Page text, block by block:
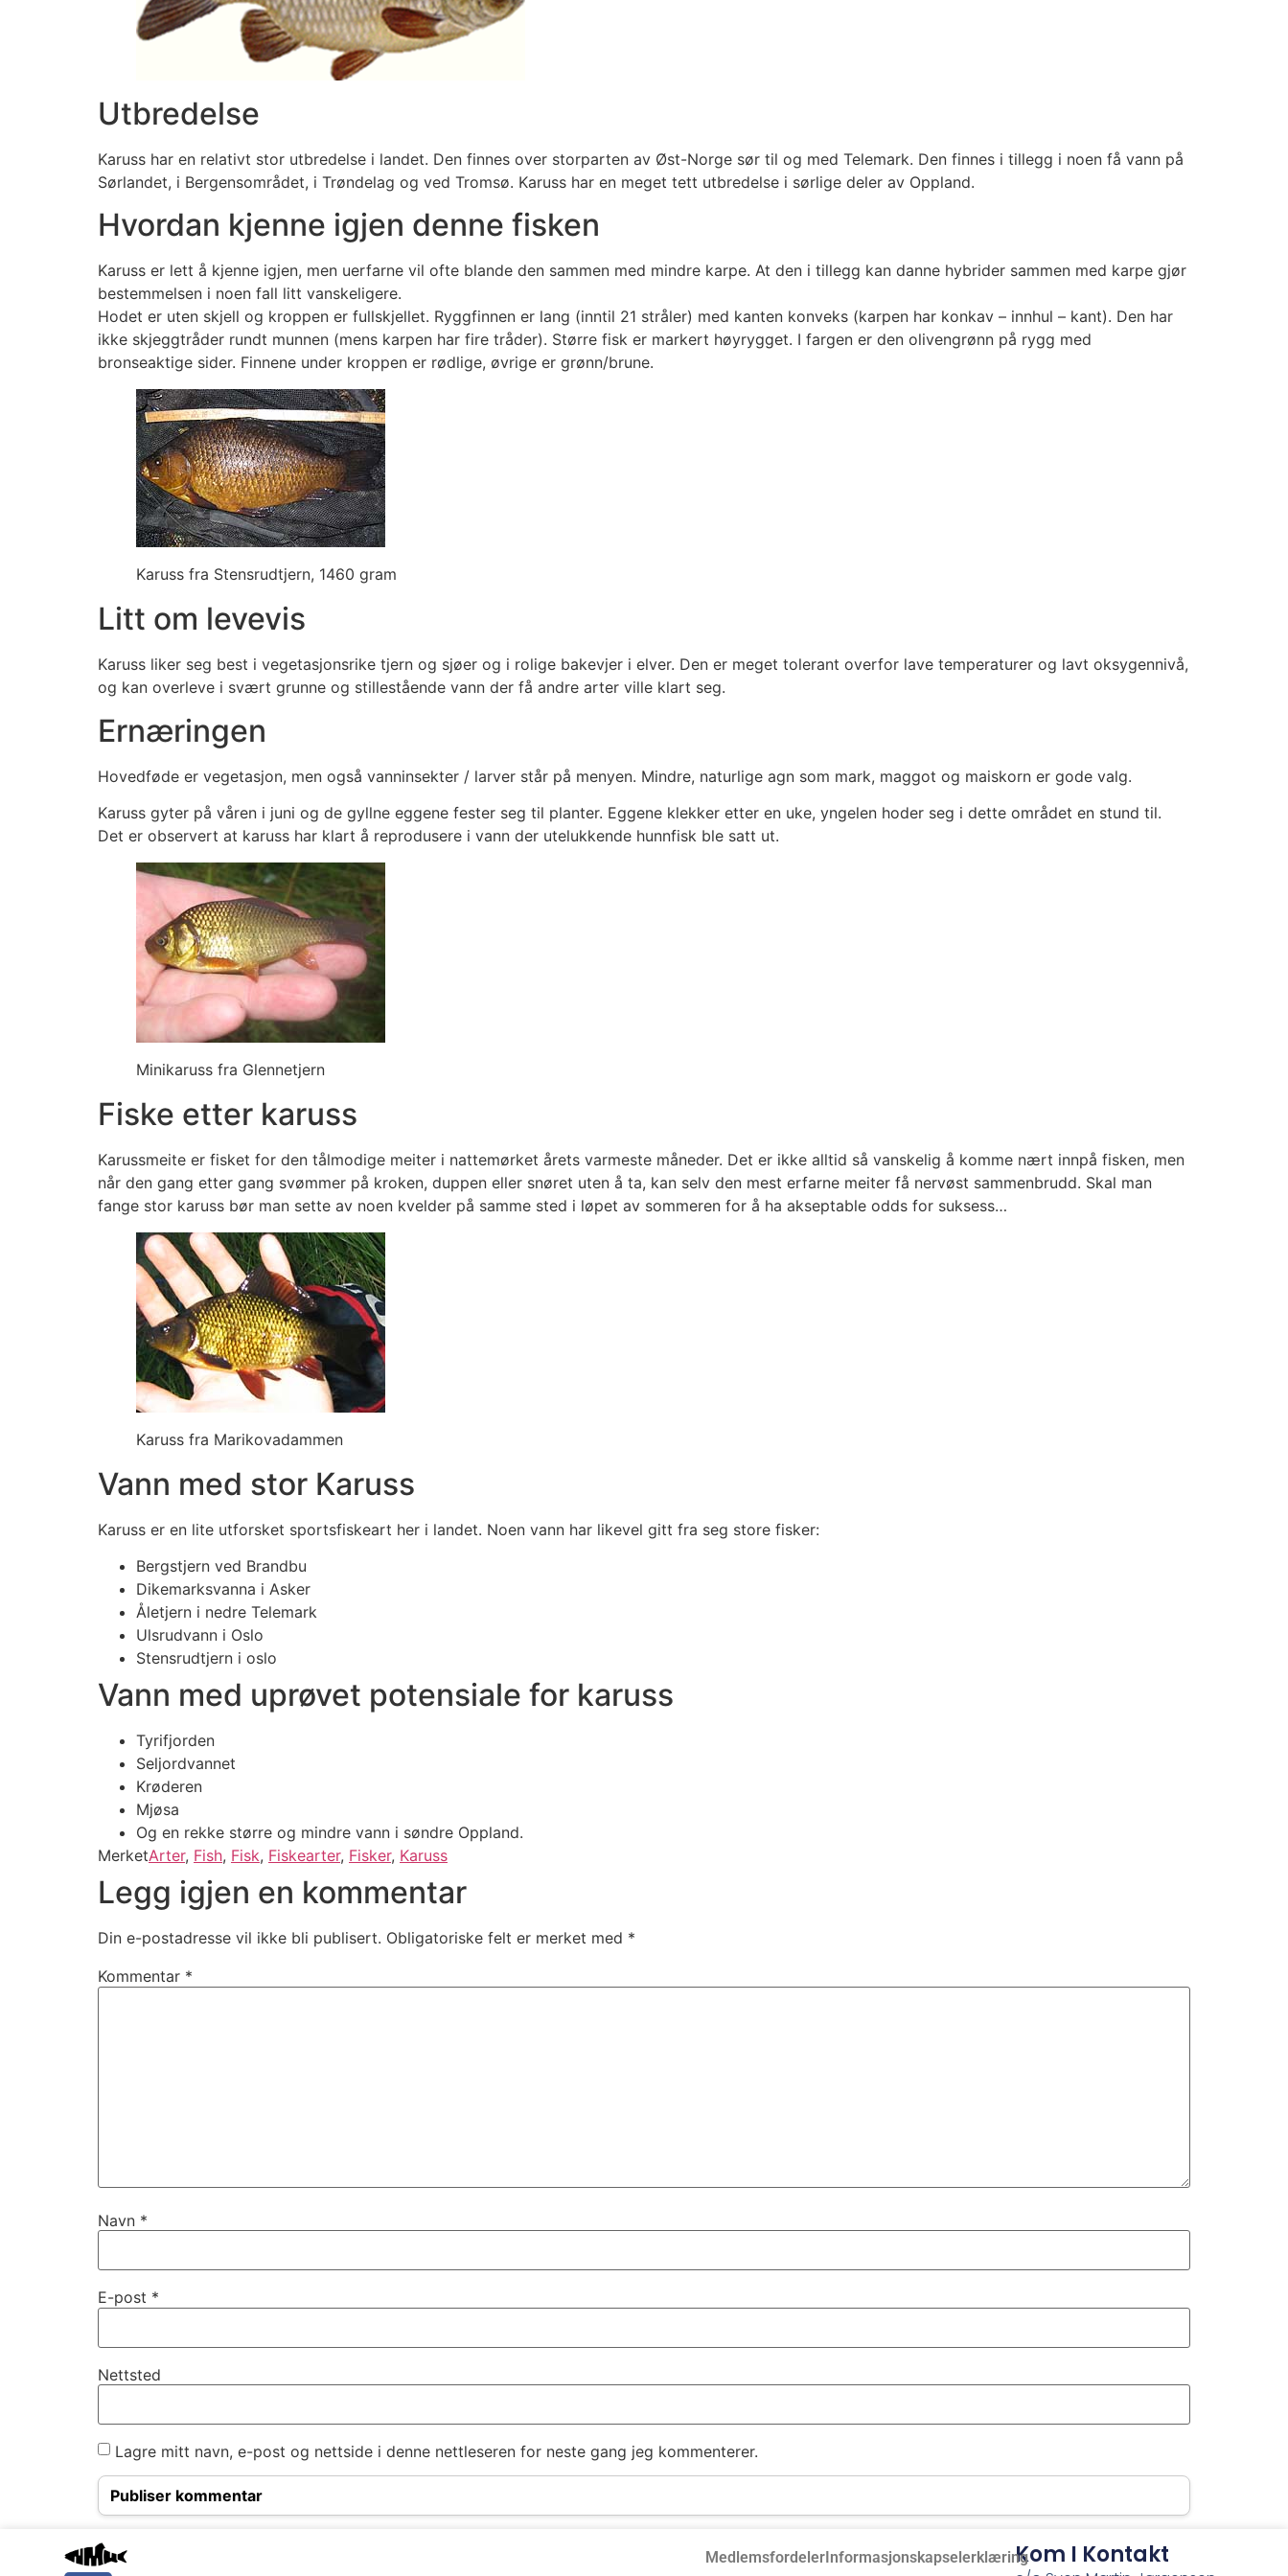
Utbredelse
Karuss har en relativt stor utbredelse i landet. Den finnes over storparten av Øst-Norge sør til og med Telemark. Den finnes i tillegg i noen få vann på
Sørlandet, i Bergensområdet, i Trøndelag og ved Tromsø. Karuss har en meget tett utbredelse i sørlige deler av Oppland.
Hvordan kjenne igjen denne fisken
Karuss er lett å kjenne igjen, men uerfarne vil ofte blande den sammen med mindre karpe. At den i tillegg kan danne hybrider sammen med karpe gjør
bestemmelsen i noen fall litt vanskeligere.
Hodet er uten skjell og kroppen er fullskjellet. Ryggfinnen er lang (inntil 21 stråler) med kanten konveks (karpen har konkav – innhul – kant). Den har
ikke skjeggtråder rundt munnen (mens karpen har fire tråder). Større fisk er markert høyrygget. I fargen er den olivengrønn på rygg med
bronseaktige sider. Finnene under kroppen er rødlige, øvrige er grønn/brune.
Karuss fra Stensrudtjern, 1460 gram
Litt om levevis
Karuss liker seg best i vegetasjonsrike tjern og sjøer og i rolige bakevjer i elver. Den er meget tolerant overfor lave temperaturer og lavt oksygennivå,
og kan overleve i svært grunne og stillestående vann der få andre arter ville klart seg.
Ernæringen
Hovedføde er vegetasjon, men også vanninsekter / larver står på menyen. Mindre, naturlige agn som mark, maggot og maiskorn er gode valg.
Karuss gyter på våren i juni og de gyllne eggene fester seg til planter. Eggene klekker etter en uke, yngelen hoder seg i dette området en stund til.
Det er observert at karuss har klart å reprodusere i vann der utelukkende hunnfisk ble satt ut.
Minikaruss fra Glennetjern
Fiske etter karuss
Karussmeite er fisket for den tålmodige meiter i nattemørket årets varmeste måneder. Det er ikke alltid så vanskelig å komme nært innpå fisken, men
når den gang etter gang svømmer på kroken, duppen eller snøret uten å ta, kan selv den mest erfarne meiter få nervøst sammenbrudd. Skal man
fange stor karuss bør man sette av noen kvelder på samme sted i løpet av sommeren for å ha akseptable odds for suksess…
Karuss fra Marikovadammen
Vann med stor Karuss
Karuss er en lite utforsket sportsfiskeart her i landet. Noen vann har likevel gitt fra seg store fisker:
Bergstjern ved Brandbu
Dikemarksvanna i Asker
Åletjern i nedre Telemark
Ulsrudvann i Oslo
Stensrudtjern i oslo
Vann med uprøvet potensiale for karuss
Tyrifjorden
Seljordvannet
Krøderen
Mjøsa
Og en rekke større og mindre vann i søndre Oppland.
MerketArter, Fish, Fisk, Fiskearter, Fisker, Karuss
Legg igjen en kommentar
Din e-postadresse vil ikke bli publisert. Obligatoriske felt er merket med *
Kommentar *
Navn *
E-post *
Nettsted
Lagre mitt navn, e-post og nettside i denne nettleseren for neste gang jeg kommenterer.
MedlemsfordelerInformasjonskapselerklæringKom I Kontakt